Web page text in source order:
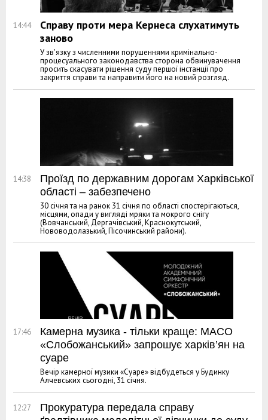
14:44
Справу проти мера Кернеса слухатимуть
заново
У зв'язку з численними порушеннями кримінально-
процесуального законодавства сторона обвинувачення
просить скасувати рішення суду першої інстанції про
закриття справи та направити його на новий розгляд.
14:38
Проїзд по державним дорогам Харківської
області – забезпечено
30 січня та на ранок 31 січня по області спостерігаються,
місцями, опади у вигляді мряки та мокрого снігу
(Вовчанський, Дергачівський, Краснокутський,
Нововодолазький, Пісочинський райони).
17:46
Камерна музика - тільки краще: МАСО
«Слобожанський» запрошує харків’ян на
суаре
Вечір камерної музики «Суаре» відбудеться у Будинку
Алчевських сьогодні, 31 січня.
12:27
Прокуратура передала справу